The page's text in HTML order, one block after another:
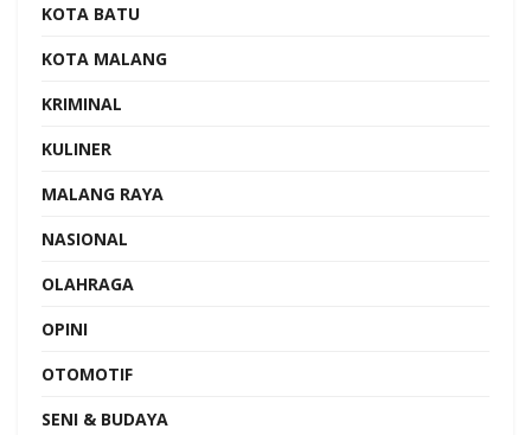
KOTA BATU
KOTA MALANG
KRIMINAL
KULINER
MALANG RAYA
NASIONAL
OLAHRAGA
OPINI
OTOMOTIF
SENI & BUDAYA